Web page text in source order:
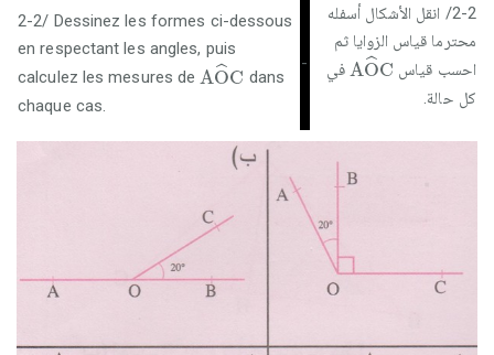
2-2/ Dessinez les formes ci-dessous
en respectant les angles, puis
calculez les mesures deAˆ
OC
A O^
dans
chaque cas.
-
2-2/ انقل الأشكال أسفله
محترما قياس الزوايا ثم
احسب قياس
Aˆ
OC
AO^ C
في
كل حالة.